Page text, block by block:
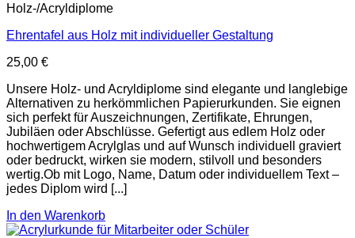
Holz-/Acryldiplome
Ehrentafel aus Holz mit individueller Gestaltung
25,00 €
Unsere Holz- und Acryldiplome sind elegante und langlebige
Alternativen zu herkömmlichen Papierurkunden. Sie eignen
sich perfekt für Auszeichnungen, Zertifikate, Ehrungen,
Jubiläen oder Abschlüsse. Gefertigt aus edlem Holz oder
hochwertigem Acrylglas und auf Wunsch individuell graviert
oder bedruckt, wirken sie modern, stilvoll und besonders
wertig.Ob mit Logo, Name, Datum oder individuellem Text –
jedes Diplom wird [...]
In den Warenkorb